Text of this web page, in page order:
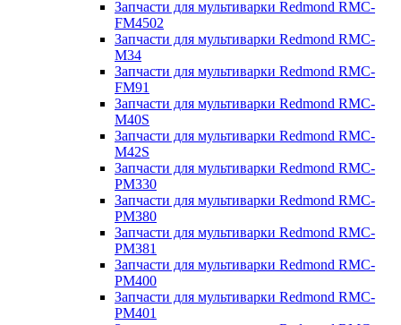
Запчасти для мультиварки Redmond RMC-
FM4502
Запчасти для мультиварки Redmond RMC-
M34
Запчасти для мультиварки Redmond RMC-
FM91
Запчасти для мультиварки Redmond RMC-
M40S
Запчасти для мультиварки Redmond RMC-
M42S
Запчасти для мультиварки Redmond RMC-
PM330
Запчасти для мультиварки Redmond RMC-
PM380
Запчасти для мультиварки Redmond RMC-
PM381
Запчасти для мультиварки Redmond RMC-
PM400
Запчасти для мультиварки Redmond RMC-
PM401